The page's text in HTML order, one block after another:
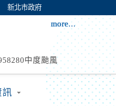
新北市政府
中度颱風
中度颱風 白
more...
隆市、臺北市、
more...
more...
more...
more...
more...
more...
more...
訊